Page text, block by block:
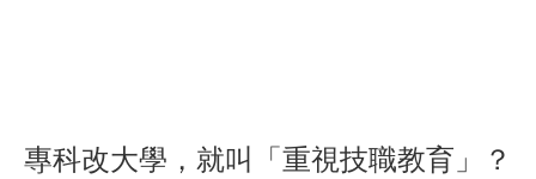
專科改大學，就叫「重視技職教育」？